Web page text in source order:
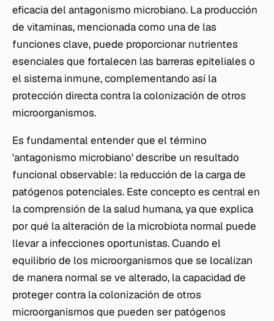
eficacia del antagonismo microbiano. La producción
de vitaminas, mencionada como una de las
funciones clave, puede proporcionar nutrientes
esenciales que fortalecen las barreras epiteliales o
el sistema inmune, complementando así la
protección directa contra la colonización de otros
microorganismos.
Es fundamental entender que el término
'antagonismo microbiano' describe un resultado
funcional observable: la reducción de la carga de
patógenos potenciales. Este concepto es central en
la comprensión de la salud humana, ya que explica
por qué la alteración de la microbiota normal puede
llevar a infecciones oportunistas. Cuando el
equilibrio de los microorganismos que se localizan
de manera normal se ve alterado, la capacidad de
proteger contra la colonización de otros
microorganismos que pueden ser patógenos